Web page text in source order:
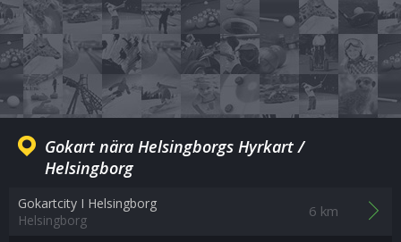
Gokart nära Helsingborgs Hyrkart /
Helsingborg
Gokartcity I Helsingborg
Helsingborg
6 km